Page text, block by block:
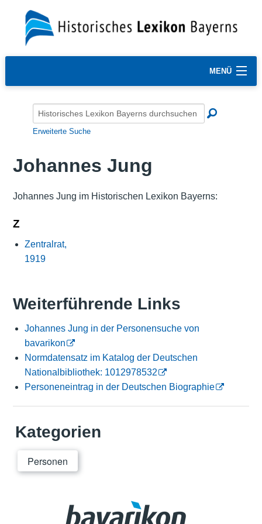
MENÜ
Erweiterte Suche
Johannes Jung
Johannes Jung im Historischen Lexikon Bayerns:
Z
Zentralrat,
1919
Weiterführende Links
Johannes Jung in der Personensuche von
bavarikon
Normdatensatz im Katalog der Deutschen
Nationalbibliothek: 1012978532
Personeneintrag in der Deutschen Biographie
Kategorien
Personen